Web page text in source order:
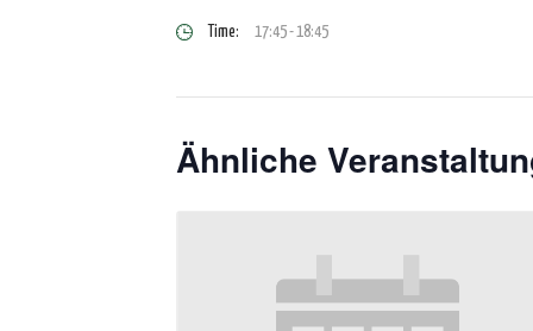
Time: 17:45 - 18:45
Ähnliche